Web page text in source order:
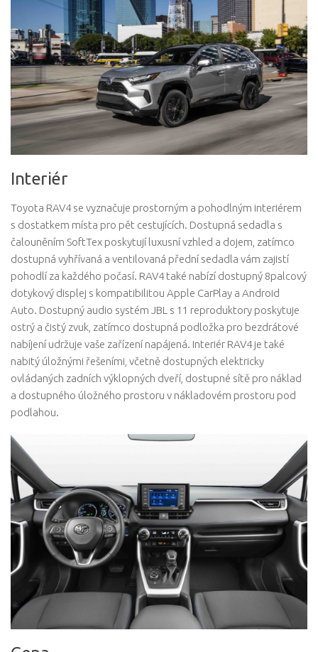
Interiér
Toyota RAV4 se vyznačuje prostorným a pohodlným interiérem
s dostatkem místa pro pět cestujících. Dostupná sedadla s
čalouněním SoftTex poskytují luxusní vzhled a dojem, zatímco
dostupná vyhřívaná a ventilovaná přední sedadla vám zajistí
pohodlí za každého počasí. RAV4 také nabízí dostupný 8palcový
dotykový displej s kompatibilitou Apple CarPlay a Android
Auto. Dostupný audio systém JBL s 11 reproduktory poskytuje
ostrý a čistý zvuk, zatímco dostupná podložka pro bezdrátové
nabíjení udržuje vaše zařízení napájená. Interiér RAV4 je také
nabitý úložnými řešeními, včetně dostupných elektricky
ovládaných zadních výklopných dveří, dostupné sítě pro náklad
a dostupného úložného prostoru v nákladovém prostoru pod
podlahou.